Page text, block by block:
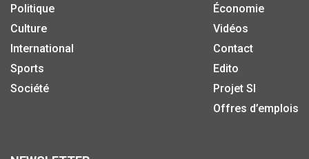
Politique
Culture
International
Sports
Société
Économie
Vidéos
Contact
Edito
Projet SI
Offres d’emplois